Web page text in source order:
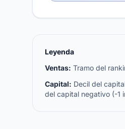
Leyenda
Ventas: Tramo del
Capital: Decil del
del capital negativo (-1